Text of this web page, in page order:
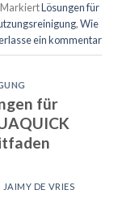
MarkiertLösungen für
,Wie
ein kommentar
für
JAIMY DE VRIES